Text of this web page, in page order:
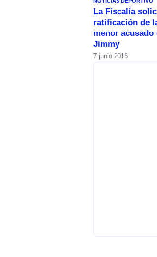
La Fiscalía
ratificación de
menor acusado
Jimmy
7 junio 2016